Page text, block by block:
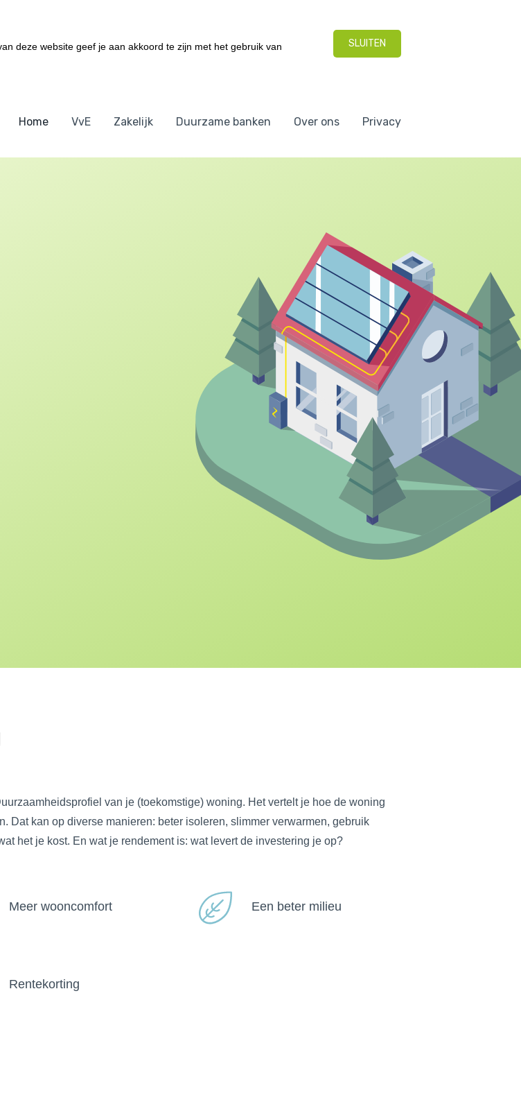
deze website geef je aan akkoord te zijn met het gebruik van
SLUITEN
Home VvE Zakelijk Duurzame banken Over ons Privacy
van je (toekomstige) woning. Het vertelt je hoe de woning
Dat kan op diverse manieren: beter isoleren, slimmer verwarmen, gebruik
het je kost. En wat je rendement is: wat levert de investering je op?
Meer wooncomfort Een beter milieu
Rentekorting